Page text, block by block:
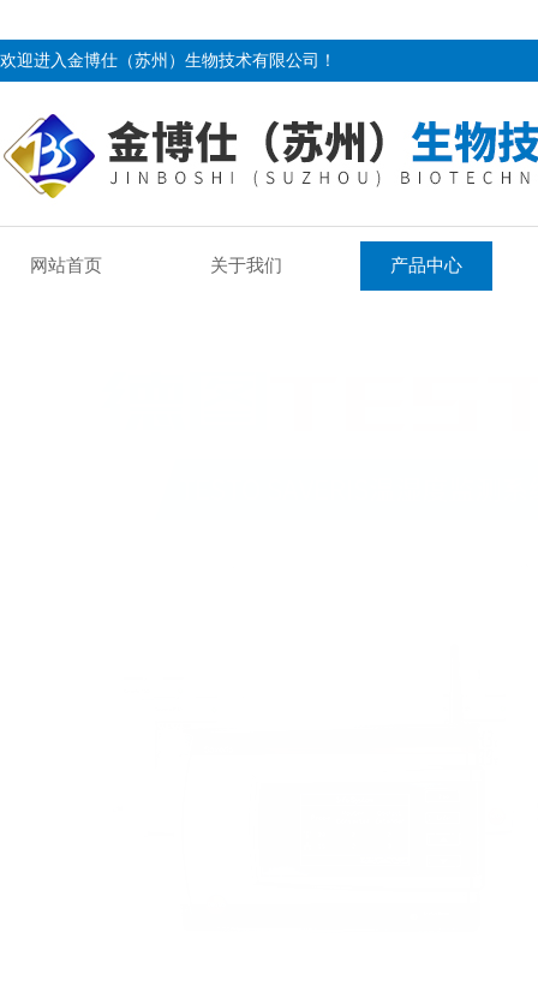
欢迎进入金博仕（苏州）生物技术有限公司！
网站首页 关于我们 产品中心